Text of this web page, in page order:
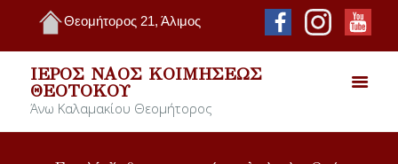
Θεομήτορος 21, Άλιμος
ΙΕΡΌΣ ΝΑΌΣ ΚΟΙΜΉΣΕΩΣ
ΘΕΟΤΌΚΟΥ
Άνω Καλαμακίου Θεομήτορος